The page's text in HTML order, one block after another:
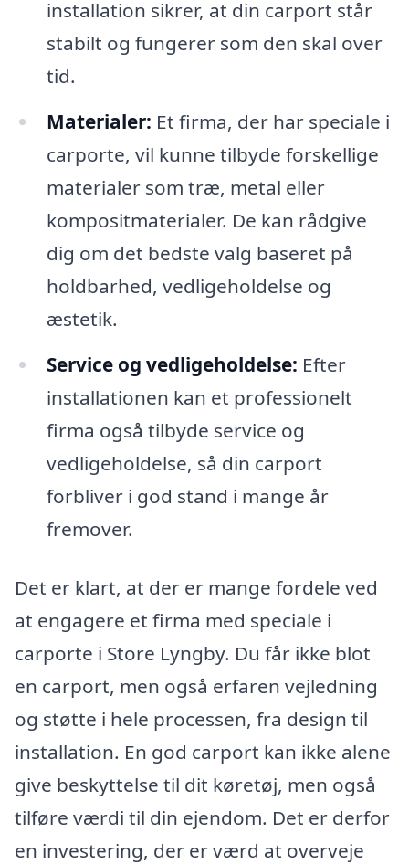
installation sikrer, at din carport står
stabilt og fungerer som den skal over
tid.
Materialer: Et firma, der har speciale i
carporte, vil kunne tilbyde forskellige
materialer som træ, metal eller
kompositmaterialer. De kan rådgive
dig om det bedste valg baseret på
holdbarhed, vedligeholdelse og
æstetik.
Service og vedligeholdelse: Efter
installationen kan et professionelt
firma også tilbyde service og
vedligeholdelse, så din carport
forbliver i god stand i mange år
fremover.
Det er klart, at der er mange fordele ved
at engagere et firma med speciale i
carporte i Store Lyngby. Du får ikke blot
en carport, men også erfaren vejledning
og støtte i hele processen, fra design til
installation. En god carport kan ikke alene
give beskyttelse til dit køretøj, men også
tilføre værdi til din ejendom. Det er derfor
en investering, der er værd at overveje